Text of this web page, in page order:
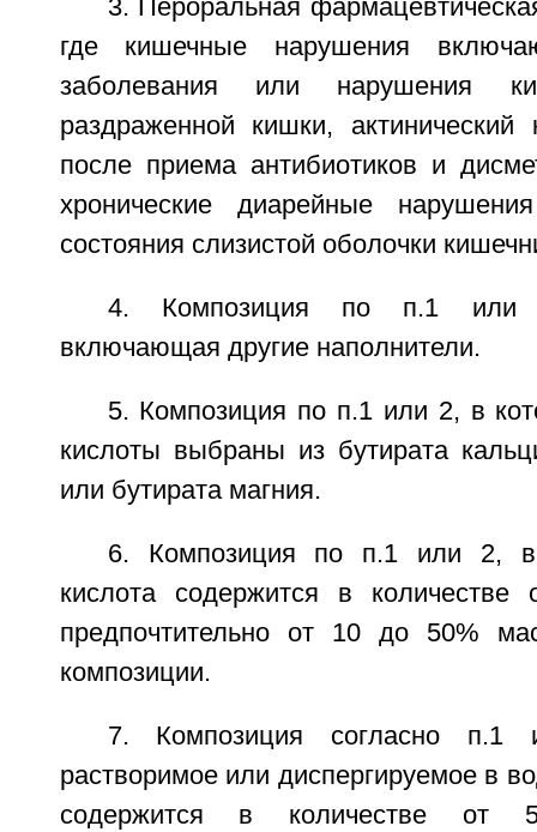
3. Пероральная
где кишечные нарушения
заболевания или нарушения
раздраженной кишки, актинический
после приема антибиотиков и
хронические диарейные
состояния слизистой оболочки
4. Композиция по п.1 или
включающая другие наполнители.
5. Композиция по п.1 или 2, в
кислоты выбраны из бутирата
или бутирата магния.
6. Композиция по п.1 или 2, в
кислота содержится в
предпочтительно от 10 до 50%
композиции.
7. Композиция согласно
растворимое или диспергируемое в
содержится в количестве